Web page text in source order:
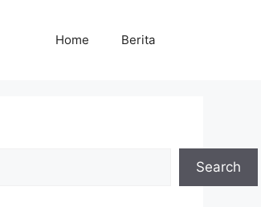
Home Berita
Search